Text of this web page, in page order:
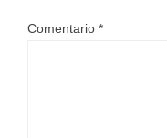
Comentario *